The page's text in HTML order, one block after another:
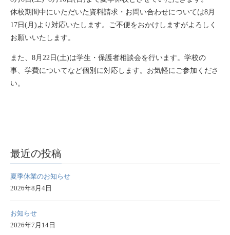
休校期間中にいただいた資料請求・お問い合わせについては8月
17日(月)より対応いたします。ご不便をおかけしますがよろしく
お願いいたします。
また、8月22日(土)は学生・保護者相談会を行います。学校の
事、学費についてなど個別に対応します。お気軽にご参加くださ
い。
最近の投稿
夏季休業のお知らせ
2026年8月4日
お知らせ
2026年7月14日